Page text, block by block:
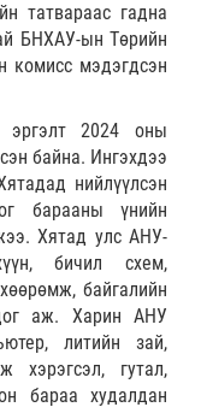
татвараас гадна
БНХАУ-ын Төрийн
комисс мэдэгдсэн
2024 оны
байна. Ингэхдээ
нийлүүлсэн
барааны үнийн
Хятад улс АНУ-
бичил схем,
байгалийн
аж. Харин АНУ
литийн зай,
хэрэгсэл, гутал,
бараа худалдан